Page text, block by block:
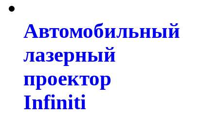
Автомобильный
лазерный
проектор
Infiniti